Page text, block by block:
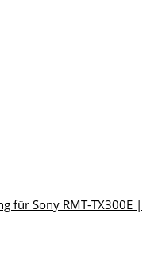
für Sony RMT-TX300E |